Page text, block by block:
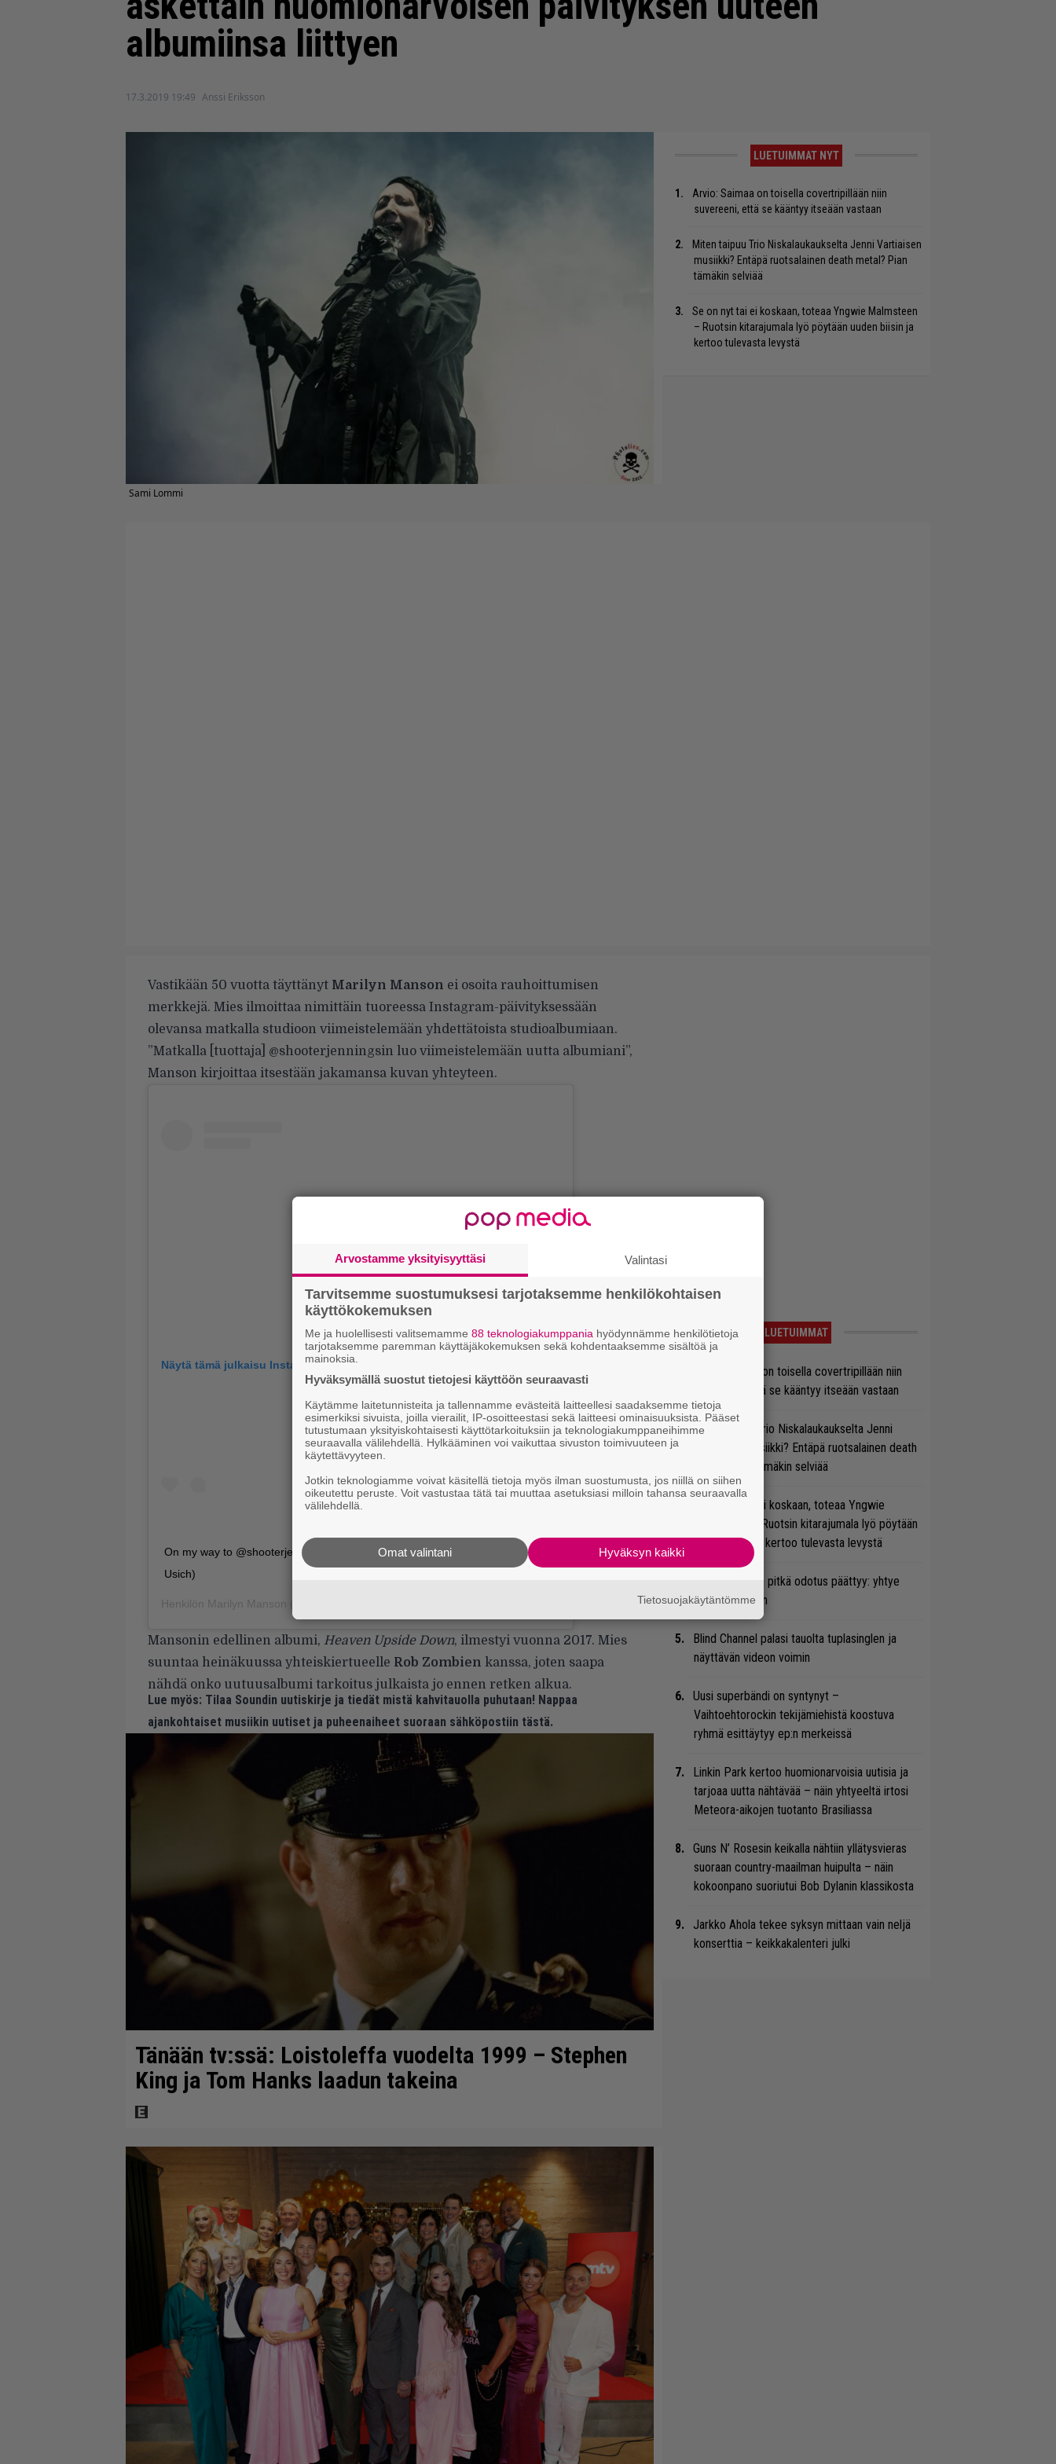
albumiinsa liittyen
17.3.2019 19:49 Anssi Eriksson
Sami Lommi
LUETUIMMAT NYT
Arvio: Saimaa on toisella covertripillään niin
suvereeni, että se kääntyy itseään vastaan
Miten taipuu Trio Niskalaukaukselta Jenni Vartiaisen
musiikki? Entäpä ruotsalainen death metal? Pian
tämäkin selviää
Se on nyt tai ei koskaan, toteaa Yngwie Malmsteen
– Ruotsin kitarajumala lyö pöytään uuden biisin ja
kertoo tulevasta levystä
Vastikään 50 vuotta täyttänyt Marilyn Manson ei osoita rauhoittumisen
merkkejä. Mies ilmoittaa nimittäin tuoreessa Instagram-päivityksessään
olevansa matkalla studioon viimeistelemään yhdettätoista studioalbumiaan.
”Matkalla [tuottaja] @shooterjenningsin luo viimeistelemään uutta albumiani”,
Manson kirjoittaa itsestään jakamansa kuvan yhteyteen.
Näytä tämä julkaisu Instagramissa.
On my way to @shooterjennings to finish my new album. (Photo by Lindsay
Usich)
Henkilön Marilyn Manson
Mansonin edellinen albumi, Heaven Upside Down, ilmestyi vuonna 2017. Mies
suuntaa heinäkuussa yhteiskiertueelle Rob Zombien kanssa, joten saapa
nähdä onko uutuusalbumi tarkoitus julkaista jo ennen retken alkua.
Lue myös: Tilaa Soundin uutiskirje ja tiedät mistä kahvitauolla puhutaan! Nappaa
ajankohtaiset musiikin uutiset ja puheenaiheet suoraan sähköpostiin tästä.
Tänään tv:ssä: Loistoleffa vuodelta 1999 – Stephen
King ja Tom Hanks laadun takeina
LUETUIMMAT
Arvio: Saimaa on toisella covertripillään niin
suvereeni, että se kääntyy itseään vastaan
Miten taipuu Trio Niskalaukaukselta Jenni
Vartiaisen musiikki? Entäpä ruotsalainen death
metal? Pian tämäkin selviää
Se on nyt tai ei koskaan, toteaa Yngwie
Malmsteen – Ruotsin kitarajumala lyö pöytään
uuden biisin ja kertoo tulevasta levystä
Weezer-fanien pitkä odotus päättyy: yhtye
tulee Suomeen
Blind Channel palasi tauolta tuplasinglen ja
näyttävän videon voimin
Uusi superbändi on syntynyt –
Vaihtoehtorockin tekijämiehistä koostuva
ryhmä esittäytyy ep:n merkeissä
Linkin Park kertoo huomionarvoisia uutisia ja
tarjoaa uutta nähtävää – näin yhtyeeltä irtosi
Meteora-aikojen tuotanto Brasiliassa
Guns N’ Rosesin keikalla nähtiin yllätysvieras
suoraan country-maailman huipulta – näin
kokoonpano suoriutui Bob Dylanin klassikosta
Jarkko Ahola tekee syksyn mittaan vain neljä
konserttia – keikkakalenteri julki
Arvostamme yksityisyyttäsi Valintasi
Tarvitsemme suostumuksesi tarjotaksemme henkilökohtaisen
käyttökokemuksen
Me ja huolellisesti valitsemamme 88 teknologiakumppania hyödynnämme henkilötietoja
tarjotaksemme paremman käyttäjäkokemuksen sekä kohdentaaksemme sisältöä ja
mainoksia.
Hyväksymällä suostut tietojesi käyttöön seuraavasti
Käytämme laitetunnisteita ja tallennamme evästeitä laitteellesi saadaksemme tietoja
esimerkiksi sivuista, joilla vierailit, IP-osoitteestasi sekä laitteesi ominaisuuksista. Pääset
tutustumaan yksityiskohtaisesti käyttötarkoituksiin ja teknologiakumppaneihimme
seuraavalla välilehdellä. Hylkääminen voi vaikuttaa sivuston toimivuuteen ja
käytettävyyteen.
Jotkin teknologiamme voivat käsitellä tietoja myös ilman suostumusta, jos niillä on siihen
oikeutettu peruste. Voit vastustaa tätä tai muuttaa asetuksiasi milloin tahansa seuraavalla
välilehdellä.
Hyväksyn kaikki
Omat valintani
Tietosuojakäytäntömme